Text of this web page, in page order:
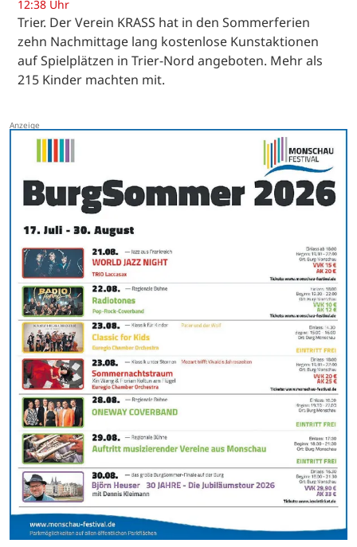
12:38 Uhr
Trier. Der Verein KRASS hat in den Sommerferien
zehn Nachmittage lang kostenlose Kunstaktionen
auf Spielplätzen in Trier-Nord angeboten. Mehr als
215 Kinder machten mit.